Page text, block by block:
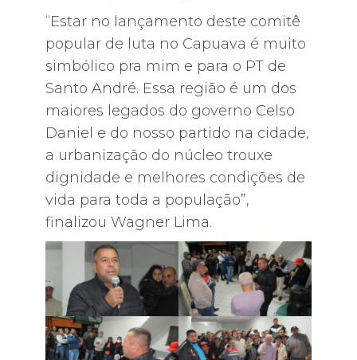
“Estar no lançamento deste comitê
popular de luta no Capuava é muito
simbólico pra mim e para o PT de
Santo André. Essa região é um dos
maiores legados do governo Celso
Daniel e do nosso partido na cidade,
a urbanização do núcleo trouxe
dignidade e melhores condições de
vida para toda a população”,
finalizou Wagner Lima.